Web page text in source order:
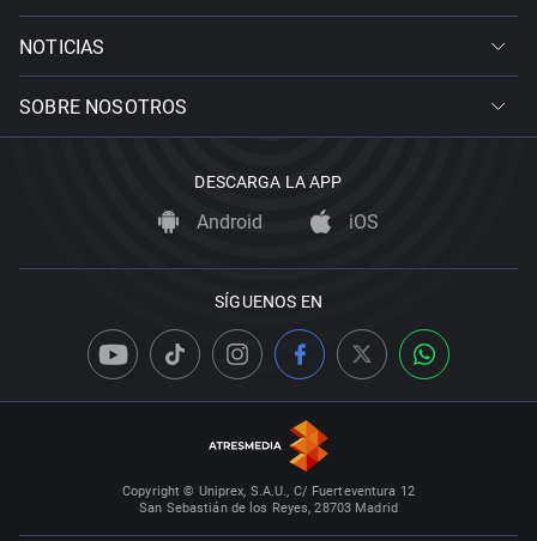
NOTICIAS
SOBRE NOSOTROS
DESCARGA LA APP
Android iOS
SÍGUENOS EN
Copyright © Uniprex, S.A.U., C/ Fuerteventura 12
San Sebastián de los Reyes, 28703 Madrid